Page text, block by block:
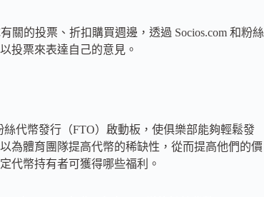
關的投票、折扣購買週邊，透過 Socios.com 和粉絲
投票來表達自己的意見。
代幣發行（FTO）啟動板，使俱樂部能夠輕鬆發
為體育團隊提高代幣的稀缺性，從而提高他們的價
代幣持有者可獲得哪些福利。